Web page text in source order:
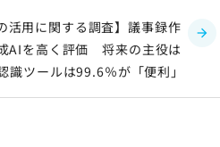
活用に関する調査】議事録作
AIを高く評価 将来の主役は
ツールは99.6％が「便利」